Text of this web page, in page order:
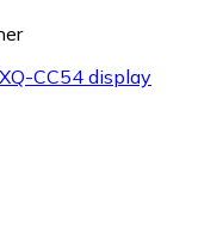
CC54 display